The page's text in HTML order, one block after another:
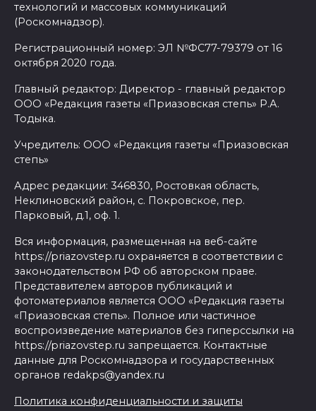
технологий и массовых коммуникаций
(Роскомнадзор).
Регистрационный номер: ЭЛ №ФС77-79379 от 16
октября 2020 года.
Главный редактор: Директор - главный редактор
ООО «Редакция газеты «Приазовская степь» Р.А.
Тодыка.
Учредитель: ООО «Редакция газеты «Приазовская
степь»
Адрес редакции: 346830, Ростовкая область,
Неклиновский район, с. Покровское, пер.
Парковый, д.1, оф. 1.
Вся информация, размещенная на веб-сайте
https://priazovstep.ru охраняется в соответствии с
законодательством РФ об авторском праве.
Представителем авторов публикаций и
фотоматериалов является ООО «Редакция газеты
«Приазовская степь». Полное или частичное
воспроизведение материалов без гиперссылки на
https://priazovstep.ru запрещается. Контактные
данные для Роскомнадзора и государственных
органов redakps@yandex.ru
Политика конфиденциальности и защиты